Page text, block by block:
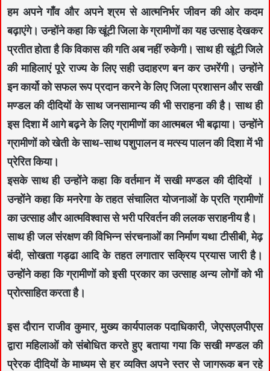
हम अपने गाँव और अपने श्रम से आत्मनिर्भर जीवन की ओर कदम
बढ़ाएंगे। उन्होंने कहा कि खूंटी जिला के ग्रामीणों का यह उत्साह देखकर
प्रतीत होता है कि विकास की गति अब नहीं रुकेगी। साथ ही खूंटी जिले
की माहिलाएं पूरे राज्य के लिए सही उदाहरण बन कर उभरेंगी। उन्होंने
इन कार्यो को सफल रूप प्रदान करने के लिए जिला प्रशासन और सखी
मण्डल की दीदियों के साथ जनसामान्य की भी सराहना की है। साथ ही
इस दिशा में आगे बढ़ने के लिए ग्रामीणों का आत्मबल भी बढ़ाया। उन्होंने
ग्रामीणों को खेती के साथ-साथ पशुपालन व मत्स्य पालन की दिशा में भी
प्रेरित किया।
इसके साथ ही उन्होंने कहा कि वर्तमान में सखी मण्डल की दीदियों ।
उन्होंने कहा कि मनरेगा के तहत संचालित योजनाओं के प्रति ग्रामीणों
का उत्साह और आत्मविश्वास से भरी परिवर्तन की ललक सराहनीय है।
साथ ही जल संरक्षण की विभिन्न संरचनाओं का निर्माण यथा टीसीबी, मेढ़
बंदी, सोखता गड्ढा आदि के तहत लगातार सक्रिय प्रयास जारी है।
उन्होंने कहा कि ग्रामीणों को इसी प्रकार का उत्साह अन्य लोगों को भी
प्रोत्साहित करता है।
इस दौरान राजीव कुमार, मुख्य कार्यपालक पदाधिकारी, जेएसएलपीएस
द्वारा महिलाओं को संबोधित करते हुए बताया गया कि सखी मण्डल की
प्रेरक दीदियों के माध्यम से हर व्यक्ति अपने स्तर से जागरूक बन रहे